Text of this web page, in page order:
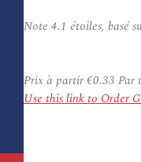
Note 4.1 étoiles, basé
Prix à partir€0.33 Par
Use this link to Order